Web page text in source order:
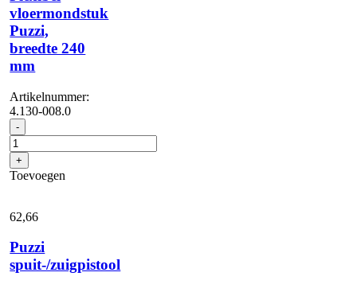
vloermondstuk
Puzzi,
breedte 240
mm
Artikelnummer:
4.130-008.0
- Flexibel
vloermondstuk
Puzzi,
breedte
240
aantal
+
Toevoegen
62,66
Puzzi
spuit-/zuigpistool